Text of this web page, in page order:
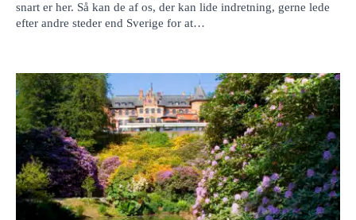
snart er her. Så kan de af os, der kan lide indretning, gerne lede
efter andre steder end Sverige for at…